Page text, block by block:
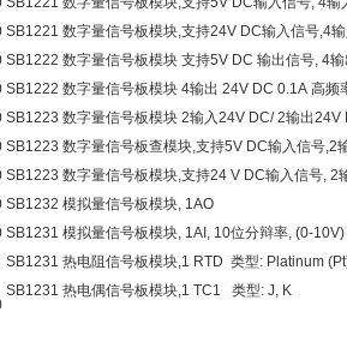
SB1221 数字量信号板模块,支持24V DC输入信号,4
SB1222 数字量信号板模块 支持5V DC 输出信号, 4
SB1222 数字量信号板模块 4输出 24V DC 0.1A 高频
SB1223 数字量信号板模块 2输入24V DC/ 2输出24V
SB1223 数字量信号板查模块,支持5V DC输入信号
SB1223 数字量信号板模块,支持24 V DC输入信号,
SB1232 模拟量信号板模块, 1AO
SB1231 模拟量信号板模块, 1AI, 10位分辩率, (0-10V)
SB1231 热电阻信号板模块,1 RTD 类型: Platinum
SB1231 热电偶信号板模块,1 TC1 类型: J, K